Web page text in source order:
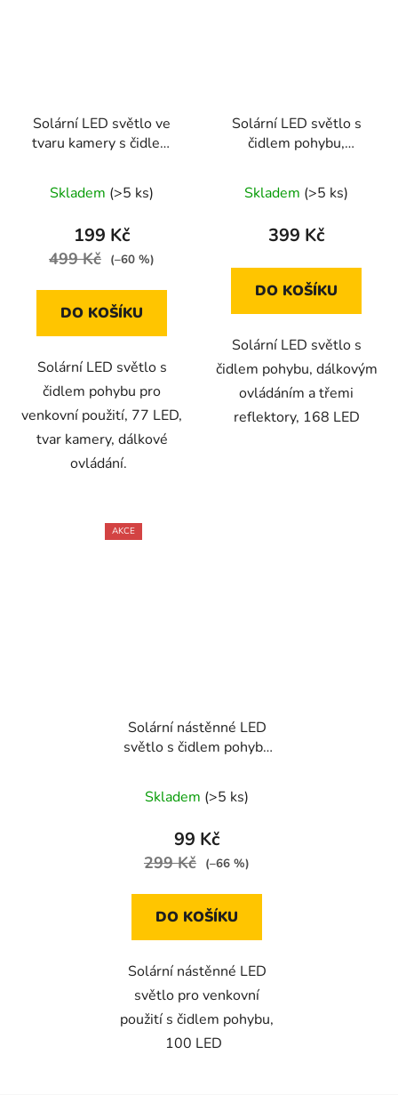
Solární LED světlo ve
tvaru kamery s čidlem
ovládáním, 77 LED
Skladem (>5 ks)
199 Kč
499 Kč (–60 %)
DO KOŠÍKU
Solární LED světlo s
čidlem pohybu pro
venkovní použití, 77 LED,
tvar kamery, dálkové
ovládání.
Solární LED světlo s
čidlem pohybu,
třemireflektory
Skladem (>5 ks)
399 Kč
DO KOŠÍKU
Solární LED světlo s
čidlem pohybu, dálkovým
ovládáním a třemi
reflektory, 168 LED
AKCE
Solární nástěnné LED
světlo s čidlem pohybu
Skladem (>5 ks)
99 Kč
299 Kč (–66 %)
DO KOŠÍKU
Solární nástěnné LED
světlo pro venkovní
použití s čidlem pohybu,
100 LED